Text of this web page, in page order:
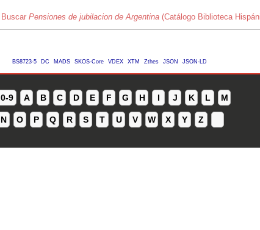
Buscar Pensiones de jubilacion de Argentina (Catálogo Biblioteca
BS8723-5 DC MADS SKOS-Core VDEX XTM Zthes JSON JSON-LD
0-9 A B C D E F G H I J K L M
N O P Q R S T U V W X Y Z